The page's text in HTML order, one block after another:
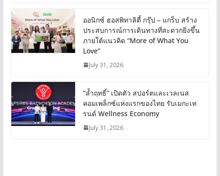
ออนิกซ์ ฮอสพิทาลิตี้ กรุ๊ป – แกร็บ สร้าง
ประสบการณ์การเดินทางที่สะดวกยิ่งขึ้น
ภายใต้แนวคิด “More of What You
Love”
July 31, 2026
“ล้ำฤทธิ์” เปิดตัว สปอร์ตและเวลเนส
คอมเพล็กซ์แห่งแรกของไทย รับเมกะเท
รนด์ Wellness Economy
July 31, 2026